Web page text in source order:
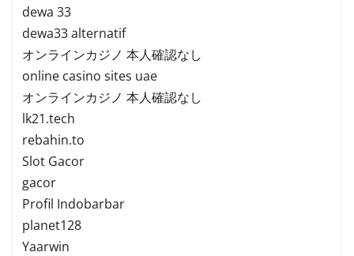
dewa 33
dewa33 alternatif
オンラインカジノ 本人確認なし
online casino sites uae
オンラインカジノ 本人確認なし
lk21.tech
rebahin.to
Slot Gacor
gacor
Profil Indobarbar
planet128
Yaarwin